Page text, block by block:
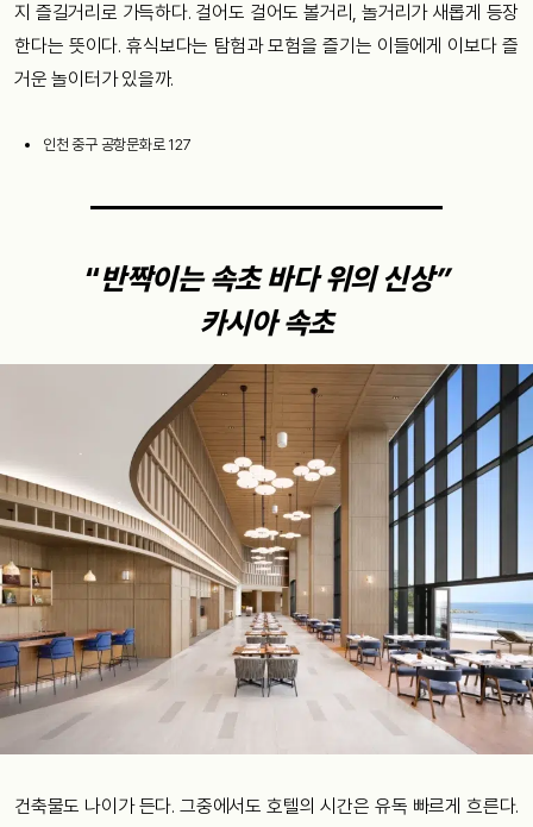
지 즐길거리로 가득하다. 걸어도 걸어도 볼거리, 놀거리가 새롭게 등장
한다는 뜻이다. 휴식보다는 탐험과 모험을 즐기는 이들에게 이보다 즐
거운 놀이터가 있을까.
인천 중구 공항문화로 127
“반짝이는 속초 바다 위의 신상”
카시아 속초
건축물도 나이가 든다. 그중에서도 호텔의 시간은 유독 빠르게 흐른다.